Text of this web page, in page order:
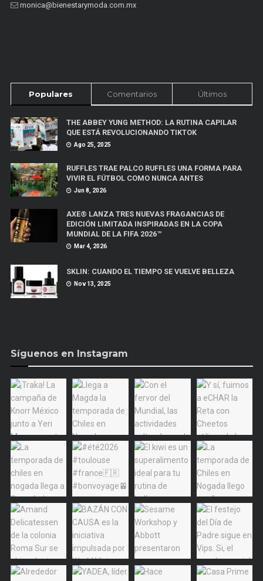
monica@bienestarymoda.com.mx
Populares Comentarios Últimos
THE ABBEY YUNG METHOD: LA RUTINA CAPILAR
QUE ESTÁ REVOLUCIONANDO TIKTOK
Ago 25, 2025
RUFFLES TRAE PALCO RUFFLES UNA FORMA PARA
VIVIR EL FÚTBOL COMO NUNCA ANTES
Jun 8, 2026
AXE® LANZA TRES NUEVAS FRAGANCIAS DE
EDICIÓN LIMITADA INSPIRADAS EN LA COPA
MUNDIAL DE LA FIFA 2026™
Mar 4, 2026
SKLIN: CUANDO EL TIEMPO SE VUELVE BELLEZA
Nov 13, 2025
Síguenos en Instagram